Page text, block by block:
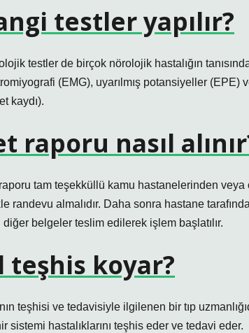
testler yapılır?
testler de birçok nörolojik hastalığın
(EMG), uyarılmış potansiyeller (EPE)
kaydı).
raporu nasıl
raporu tam teşekküllü kamu hastanelerinden
randevu almalıdır. Daha sonra hastane
belgeler teslim edilerek işlem başlatılır.
teşhis koyar?
teşhisi ve tedavisiyle ilgilenen bir tıp
hastalıklarını teşhis eder ve tedavi eder.